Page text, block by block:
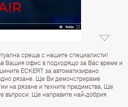
среща с нашите специалисти!
Вашия офис в подходящо за Вас време и
ECKERT за автоматизирано
рязане. Ще Ви демонстрираме
на рязане и техните предимства, Ще
въпроси. Ще направите най-добрия